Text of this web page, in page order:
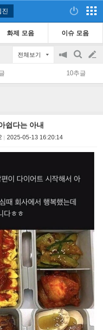
진
화제 모음 이슈 모음
전체보기
공
지
on/off
검
색
글
쓰
10추글
쉽다는 아내
2025-05-13 16:20:14